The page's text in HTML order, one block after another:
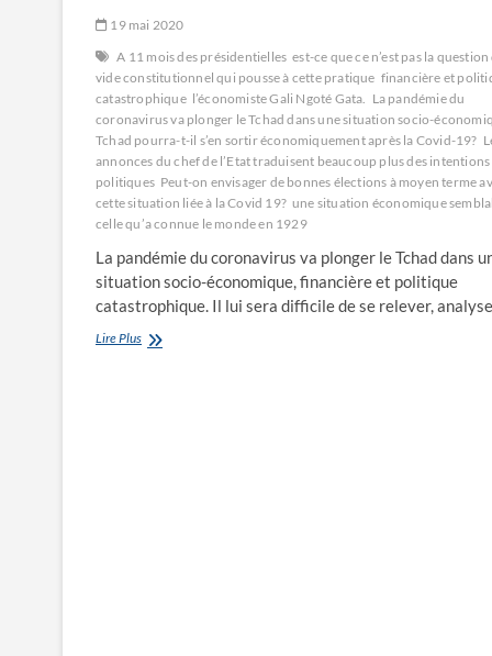
19 mai 2020
A 11 mois des présidentielles est-ce que ce n’est pas la question
vide constitutionnel qui pousse à cette pratique financière et
catastrophique l’économiste Gali Ngoté Gata. La pandémie du
coronavirus va plonger le Tchad dans une situation socio-
Tchad pourra-t-il s’en sortir économiquement après la Covid-19?
annonces du chef de l’Etat traduisent beaucoup plus des intentions
politiques Peut-on envisager de bonnes élections à moyen terme
cette situation liée à la Covid 19? une situation économique
celle qu’a connue le monde en 1929
La pandémie du coronavirus va plonger le Tchad dans
situation socio-économique, financière et politique
catastrophique. Il lui sera difficile de se relever,
Lire Plus“L’Etat